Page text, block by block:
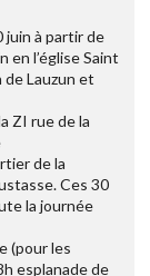
juin à partir de
en l’église Saint
de Lauzun et
ZI rue de la
de la
Ces 30
la journée
(pour les
esplanade de